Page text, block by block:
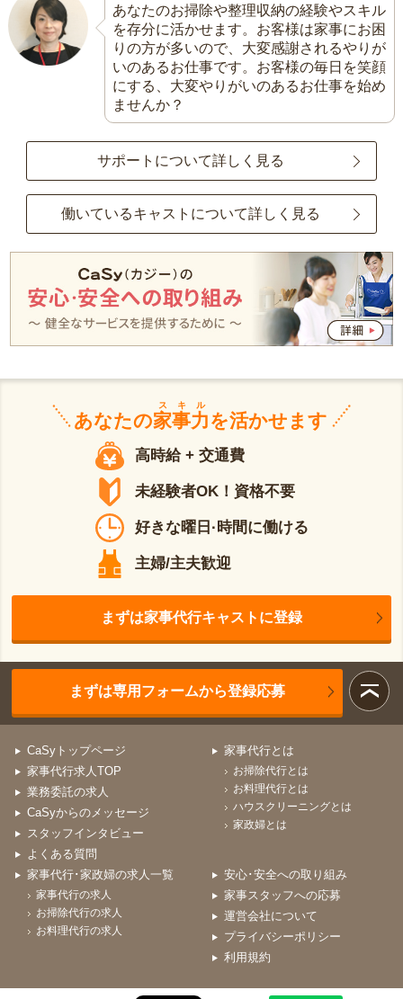
あなたのお掃除や整理収納の経験やスキル
を存分に活かせます。お客様は家事にお困
りの方が多いので、大変感謝されるやりが
いのあるお仕事です。お客様の毎日を笑顔
にする、大変やりがいのあるお仕事を始め
ませんか？
サポートについて詳しく見る
働いているキャストについて詳しく見る
あなたの家事力
スキル
を活かせます
高時給 + 交通費
未経験者OK！資格不要
好きな曜日·時間に働ける
主婦/主夫歓迎
まずは家事代行キャストに登録
まずは専用フォームから登録応募
CaSyトップページ
家事代行求人TOP
業務委託の求人
CaSyからのメッセージ
スタッフインタビュー
よくある質問
家事代行とは
お掃除代行とは
お料理代行とは
ハウスクリーニングとは
家政婦とは
家事代行･家政婦の求人一覧
家事代行の求人
お掃除代行の求人
お料理代行の求人
安心･安全への取り組み
家事スタッフへの応募
運営会社について
プライバシーポリシー
利用規約